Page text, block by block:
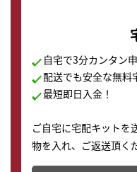
自宅で3分カンタン
配送でも安全な無料
最短即日入金！
ご自宅に宅配キットを
物を入れ、ご返送頂く
テムです。